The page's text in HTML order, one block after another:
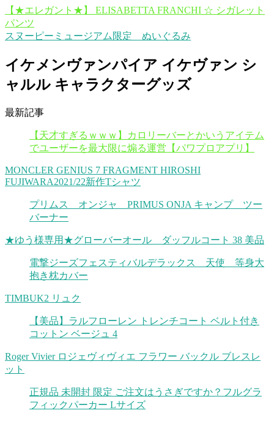
【★エレガント★】 ELISABETTA FRANCHI ☆ シガレット
パンツ
スヌーピーミュージアム限定 ぬいぐるみ
イケメンヴァンパイア イケヴァン シ
ャルル キャラクターグッズ
最新記事
【天才すぎるｗｗｗ】カロリーバーとかいうアイテム
でユーザーを最大限に煽る運営【パワプロアプリ】
MONCLER GENIUS 7 FRAGMENT HIROSHI
FUJIWARA2021/22新作Tシャツ
プリムス オンジャ PRIMUS ONJA キャンプ ツー
バーナー
★ゆう様専用★グローバーオール ダッフルコート 38 美品
電撃ジーズフェスティバルデラックス 天使 等身大
抱き枕カバー
TIMBUK2 リュク
【美品】ラルフローレン トレンチコート ベルト付き
コットン ベージュ 4
Roger Vivier ロジェヴィヴィエ フラワー バックル ブレスレ
ット
正規品 未開封 限定 ご注文はうさぎですか？フルグラ
フィックパーカー Lサイズ